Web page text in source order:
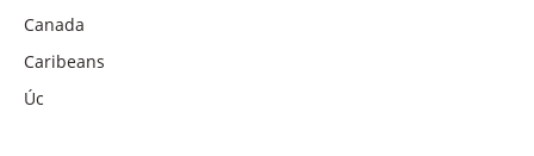
Canada
Caribeans
Úc